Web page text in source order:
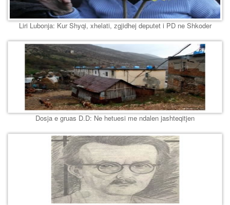
Liri Lubonja: Kur Shyqi, xhelati, zgjidhej deputet i PD ne Shkoder
Dosja e gruas D.D: Ne hetuesi me ndalen jashteqitjen